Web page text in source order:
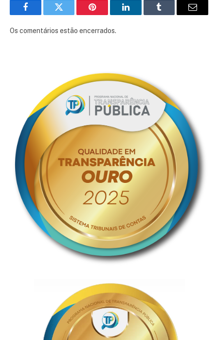
FacebookTwitter Pinterest LinkedInTumblr
E-
Os comentários estão encerrados.